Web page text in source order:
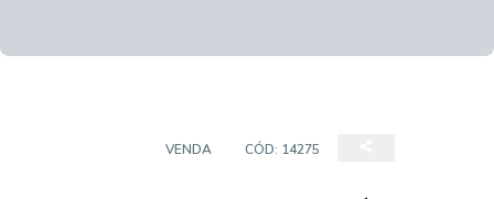
VENDA CÓD: 14275